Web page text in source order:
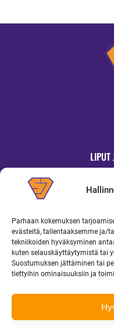
Parhaan kokemuksen
evästeitä, tallentaaksemme ja/
tekniikoiden hyväksyminen
kuten selauskäyttäytymistä tai
Suostumuksen jättäminen tai
tiettyihin ominaisuuksiin ja
LIPUT